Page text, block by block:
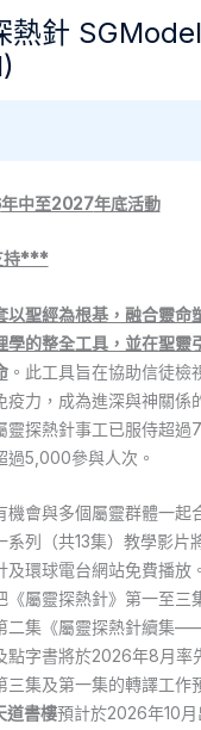
熱針 SGModel
年中至2027年底活動
持***
以聖經為根基，融合靈命
學的整全工具，並在聖靈
。此工具旨在協助信徒檢
疫力，成為進深與神關係
靈探熱針事工已服侍超過
過5,000參與人次。
機會與多個屬靈群體一起
系列（共13集）教學影片
環球電台網站免費播放。
《屬靈探熱針》第一至三
二集《屬靈探熱針續集
點字書將於2026年8月率
三集及第一集的轉譯工作
道書樓預計於2026年10